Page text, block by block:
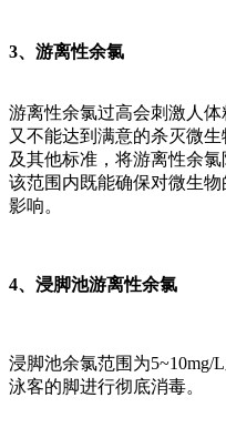
3、游离性余氯
游离性余氯过高会刺激人
又不能达到满意的杀灭微
及其他标准，将游离性余
该范围内既能确保对微生
影响。
4、浸脚池游离性余氯
浸脚池余氯范围为5~10mg/
泳客的脚进行彻底消毒。